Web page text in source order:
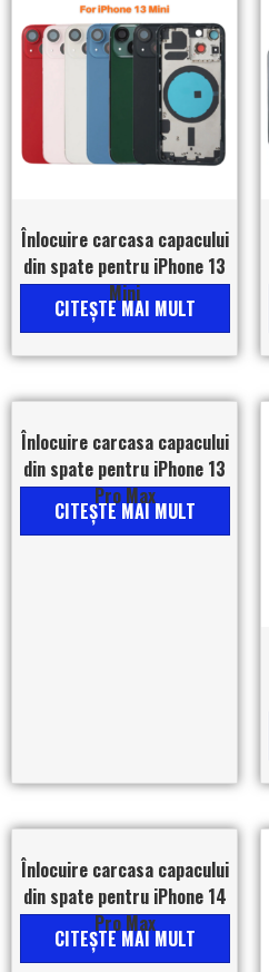
Înlocuire carcasa capacului
din spate pentru iPhone 13
Mini
CITEŞTE MAI MULT
Înlocuire carcasa capacului
din spate pentru iPhone 13
Pro Max
CITEŞTE MAI MULT
Înlocuire carcasa capacului
din spate pentru iPhone 14
Pro Max
CITEŞTE MAI MULT